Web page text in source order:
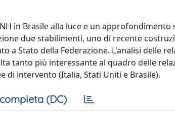
in Brasile alla luce e un approfondimento
due stabilimenti, uno di recente
a Stato della Federazione. L'analisi delle
tanto più interessante al quadro delle
di intervento (Italia, Stati Uniti e Brasile).
(DC)